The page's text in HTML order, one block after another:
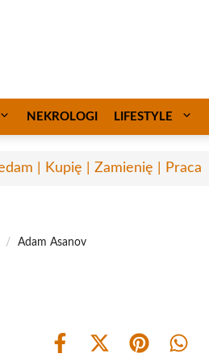
NEKROLOGI LIFESTYLE
| Kupię | Zamienię | Praca
/ Adam Asanov
Share
Share Share Share